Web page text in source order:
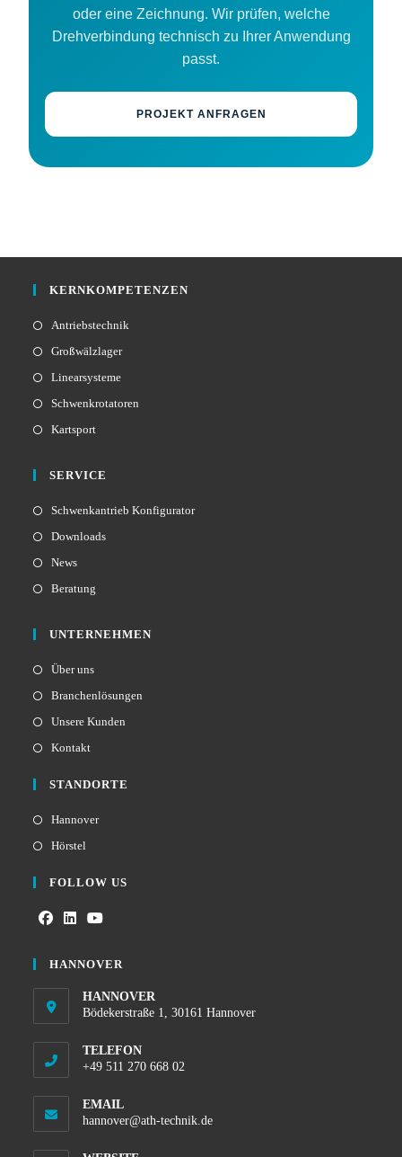
oder eine Zeichnung. Wir prüfen, welche
Drehverbindung technisch zu Ihrer Anwendung
passt.
PROJEKT ANFRAGEN
KERNKOMPETENZEN
Antriebstechnik
Großwälzlager
Linearsysteme
Schwenkrotatoren
Kartsport
SERVICE
Schwenkantrieb Konfigurator
Downloads
News
Beratung
UNTERNEHMEN
Über uns
Branchenlösungen
Unsere Kunden
Kontakt
STANDORTE
Hannover
Hörstel
FOLLOW US
HANNOVER
HANNOVER
Bödekerstraße 1, 30161 Hannover
TELEFON
+49 511 270 668 02
EMAIL
hannover@ath-technik.de